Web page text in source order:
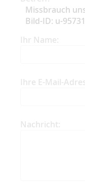
Missbrauch
Bild-ID: u-
Ihr Name:
Ihre E-Mail-
Nachricht: